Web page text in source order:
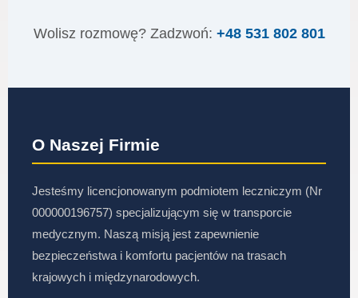
Wolisz rozmowę? Zadzwoń: +48 531 802 801
O Naszej Firmie
Jesteśmy licencjonowanym podmiotem leczniczym (Nr
000000196757) specjalizującym się w transporcie
medycznym. Naszą misją jest zapewnienie
bezpieczeństwa i komfortu pacjentów na trasach
krajowych i międzynarodowych.